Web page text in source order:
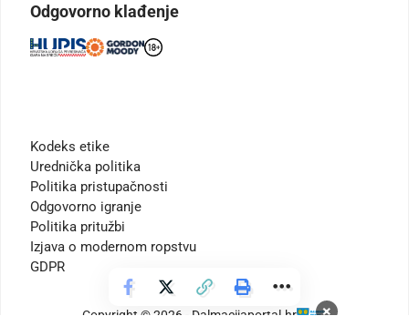
×
Odgovorno klađenje
Kodeks etike
Urednička politika
Politika pristupačnosti
Odgovorno igranje
Politika pritužbi
Izjava o modernom ropstvu
GDPR